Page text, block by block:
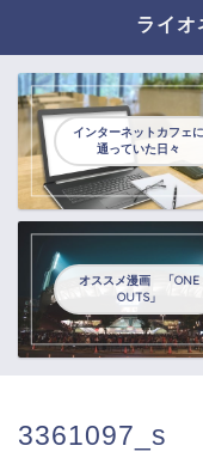
ライオ
インターネットカフェに
通っていた日々
オススメ漫画 「ONE
OUTS」
3361097_s